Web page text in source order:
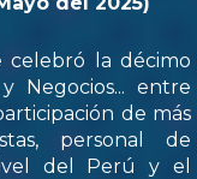
celebró la décimo
Negocios... entre
de más
personal de
del Perú y el